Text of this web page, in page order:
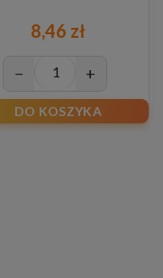
8,46 zł
− +
DO KOSZYKA